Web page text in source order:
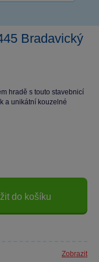
Bradavický
hradě s touto stavebnicí
a unikátní kouzelné
do košíku
Zobrazit